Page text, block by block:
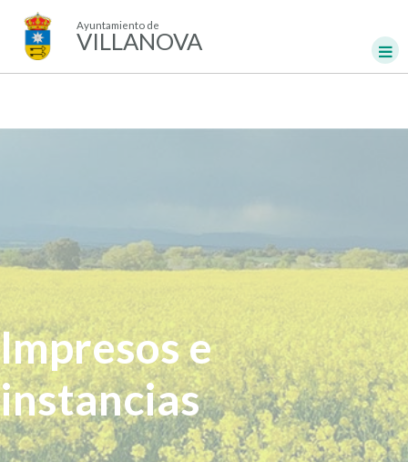
Ayuntamiento de
VILLANOVA
Impresos e
instancias